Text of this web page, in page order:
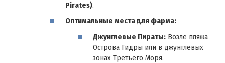
Pirates).
Оптимальные места для фарма:
Джунглевые Пираты: Возле пляжа
Острова Гидры или в джунглевых
зонах Третьего Моря.